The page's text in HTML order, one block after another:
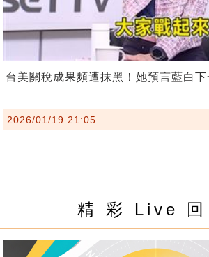
台美關稅成果頻遭抹黑！她預言藍白下
2026/01/19 21:05
精 彩 Live 回